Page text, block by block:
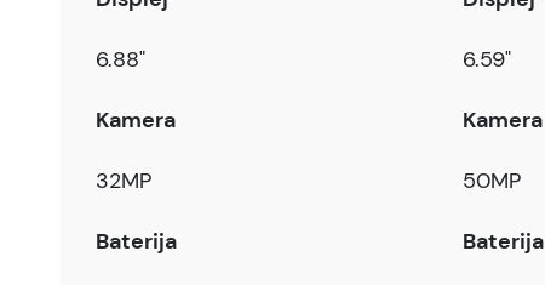
6.88"
Kamera
32MP
Baterija
6.59"
Kamera
50MP
Baterija